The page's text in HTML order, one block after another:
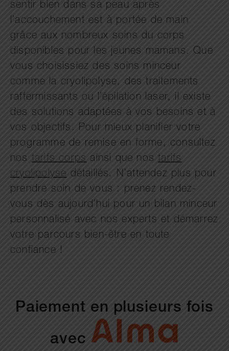
sentir bien dans sa peau après
l’accouchement est à portée de main
grâce aux nombreux soins du corps
disponibles pour les jeunes mamans. Que
vous choisissiez des soins minceur
comme la cryolipolyse, des traitements
raffermissants ou l’épilation laser, il existe
des solutions adaptées à vos besoins et à
vos objectifs. Pour mieux planifier votre
programme de remise en forme, consultez
nos tarifs corps ainsi que nostarifs
cryolipolysedétaillés. N’attendez plus pour
prendre soin de vous : prenez rendez-
vous dès aujourd’hui pour un bilan minceur
personnalisé avec nos experts et démarrez
votre parcours bien-être en toute
confiance !
Paiement en plusieurs fois
avec